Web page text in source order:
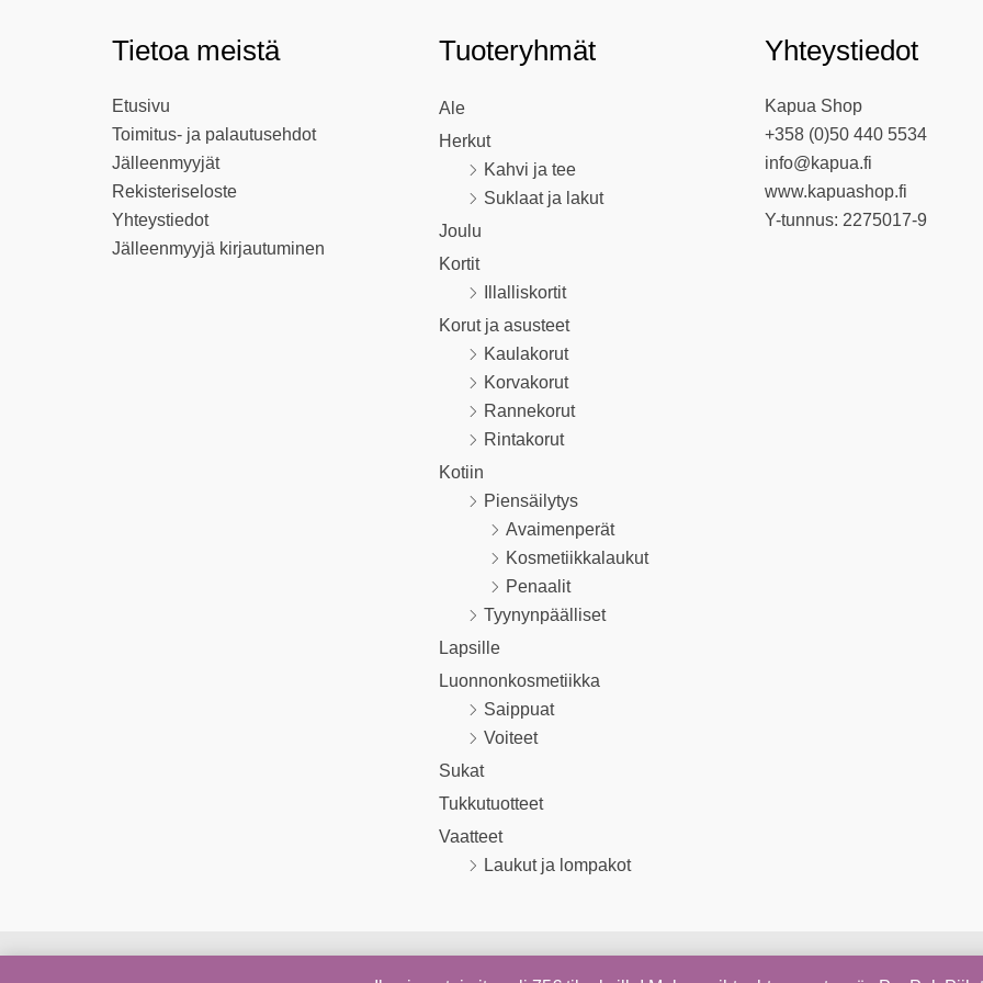
Tietoa meistä
Etusivu
Toimitus- ja palautusehdot
Jälleenmyyjät
Rekisteriseloste
Yhteystiedot
Jälleenmyyjä kirjautuminen
Tuoteryhmät
Ale
Herkut
Kahvi ja tee
Suklaat ja lakut
Joulu
Kortit
Illalliskortit
Korut ja asusteet
Kaulakorut
Korvakorut
Rannekorut
Rintakorut
Kotiin
Piensäilytys
Avaimenperät
Kosmetiikkalaukut
Penaalit
Tyynynpäälliset
Lapsille
Luonnonkosmetiikka
Saippuat
Voiteet
Sukat
Tukkutuotteet
Vaatteet
Laukut ja lompakot
Yhteystiedot
Kapua Shop
+358 (0)50 440 5534
info@kapua.fi
www.kapuashop.fi
Y-tunnus: 2275017-9